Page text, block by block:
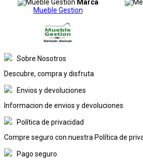
Marca
Mueble Gestion
Sobre Nosotros
Descubre, compra y disfruta
Envios y devoluciones
Informacion de envios y devoluciones
Política de privacidad
Compre seguro con nuestra Política de
Pago seguro